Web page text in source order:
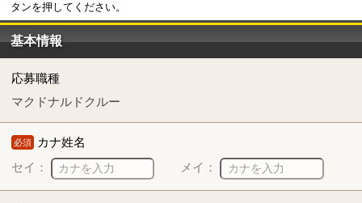
タンを押してください。
基本情報
応募職種
マクドナルドクルー
必須 カナ姓名
セイ：
メイ：